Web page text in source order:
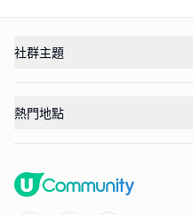
社群主題
熱門地點